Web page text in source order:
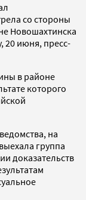
со стороны
Новошахтинска
20 июня, пресс-
в районе
которого
на
группа
доказательств